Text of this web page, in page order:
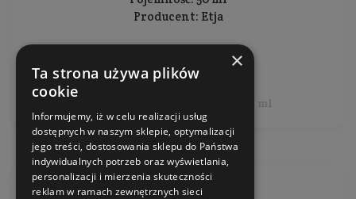
Producent: Etja
25,99 zł
Cena jednostkowa: 51,98 zł / 100 ml
×
Ta strona używa plików
cookie
Informujemy, iż w celu realizacji usług
dostępnych w naszym sklepie, optymalizacji
jego treści, dostosowania sklepu do Państwa
indywidualnych potrzeb oraz wyświetlania,
personalizacji i mierzenia skuteczności
reklam w ramach zewnętrznych sieci